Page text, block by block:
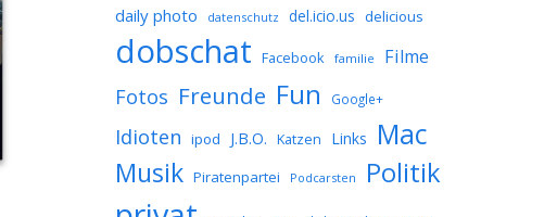
daily photo datenschutz del.icio.us delicious
dobschat Facebook familie Filme
Fotos Freunde Fun Google+
Idioten ipod J.B.O. Katzen Links Mac
Musik Piratenpartei Podcarsten Politik